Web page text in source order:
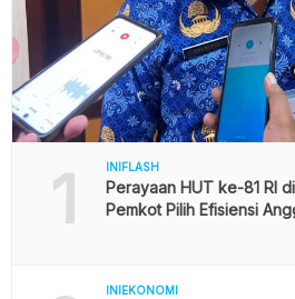
1 INIFLASH
Perayaan HUT ke-81 RI
Pemkot Pilih Efisiensi
INIEKONOMI